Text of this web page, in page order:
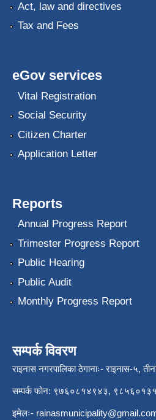
Act, law and directives
Tax and Fees
eGov services
Vital Registration
Social Security
Citizen Charter
Application Letter
Reports
Annual Progress Report
Trimester Progress Report
Public Hearing
Public Audit
Monthly Progress Report
सम्पर्क विवरण
राइनास नगरपालिका ठेगानाः- राइनास-५,
सम्पर्क फोन: ९७६०८१४९४३,
इमेलः-